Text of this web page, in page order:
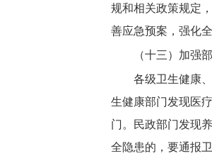
规和相关政策规定
善应急预案，强化
（十三）加强
各级卫生健康
生健康部门发现医
门。民政部门发现
全隐患的，要通报